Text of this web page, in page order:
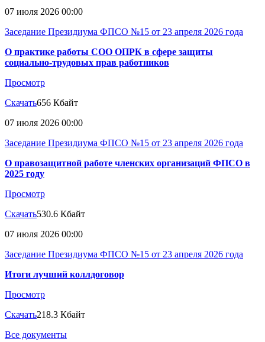
07 июля 2026 00:00
Заседание Президиума ФПСО №15 от 23 апреля 2026 года
О практике работы СОО ОПРК в сфере защиты
социально-трудовых прав работников
Просмотр
Скачать656 Кбайт
07 июля 2026 00:00
Заседание Президиума ФПСО №15 от 23 апреля 2026 года
О правозащитной работе членских организаций ФПСО в
2025 году
Просмотр
Скачать530.6 Кбайт
07 июля 2026 00:00
Заседание Президиума ФПСО №15 от 23 апреля 2026 года
Итоги лучший коллдоговор
Просмотр
Скачать218.3 Кбайт
Все документы